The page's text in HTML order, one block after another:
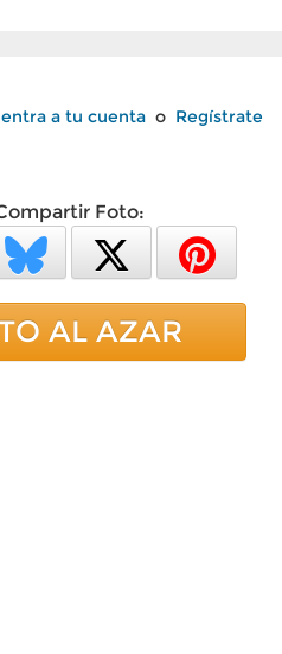
entra a tu cuenta o Regístrate
Foto:
AL AZAR